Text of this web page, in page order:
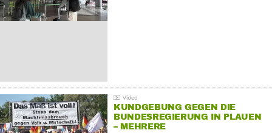
KUNDGEBUNG GEGEN DIE
BUNDESREGIERUNG IN PLAUEN
– MEHRERE